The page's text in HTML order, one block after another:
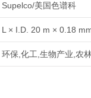
Supelco/美国色谱科
L × I.D. 20 m × 0.18
环保,化工,生物产业,农